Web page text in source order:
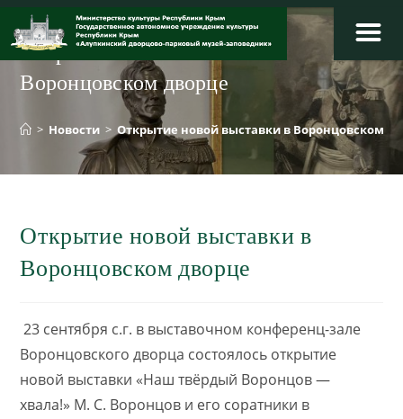
Перейти
содержимому
Открытие новой выставки в
Воронцовском дворце
> Новости > Открытие новой выставки в Воронцовском
Открытие новой выставки в
Воронцовском дворце
​ 23 сентября с.г. в выставочном конференц-зале
Воронцовского дворца состоялось открытие
новой выставки «Наш твёрдый Воронцов —
хвала!» М. С. Воронцов и его соратники в